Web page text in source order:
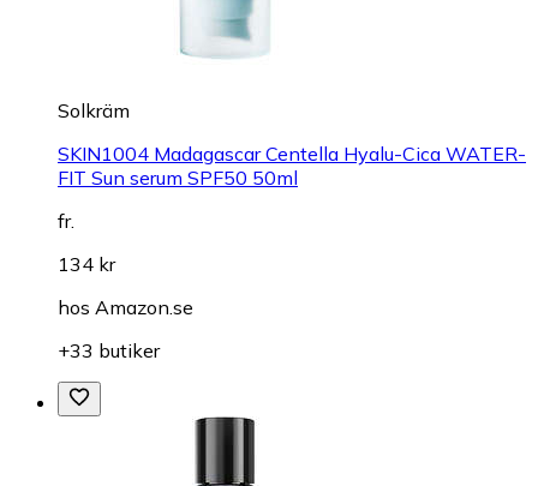
Solkräm
SKIN1004 Madagascar Centella Hyalu-Cica WATER-
FIT Sun serum SPF50 50ml
fr.
134 kr
hos Amazon.se
+33 butiker